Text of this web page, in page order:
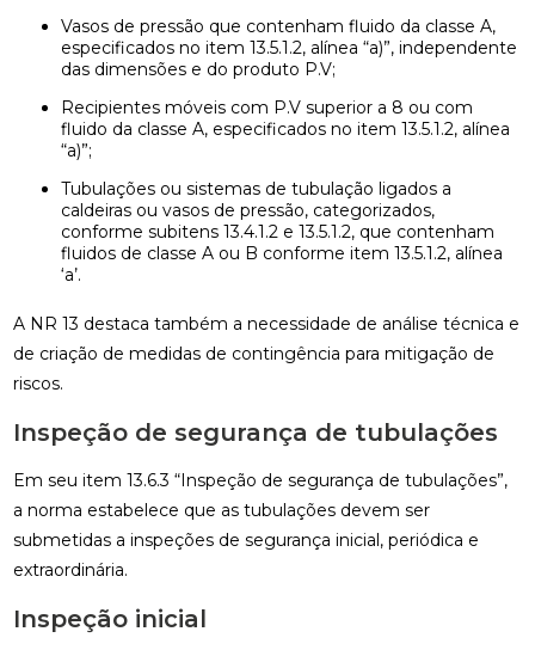
Vasos de pressão que contenham fluido da classe A,
especificados no item 13.5.1.2, alínea “a)”, independente
das dimensões e do produto P.V;
Recipientes móveis com P.V superior a 8 ou com
fluido da classe A, especificados no item 13.5.1.2, alínea
“a)”;
Tubulações ou sistemas de tubulação ligados a
caldeiras ou vasos de pressão, categorizados,
conforme subitens 13.4.1.2 e 13.5.1.2, que contenham
fluidos de classe A ou B conforme item 13.5.1.2, alínea
‘a’.
A NR 13 destaca também a necessidade de análise técnica e
de criação de medidas de contingência para mitigação de
riscos.
Inspeção de segurança de tubulações
Em seu item 13.6.3 “Inspeção de segurança de tubulações”,
a norma estabelece que as tubulações devem ser
submetidas a inspeções de segurança inicial, periódica e
extraordinária.
Inspeção inicial